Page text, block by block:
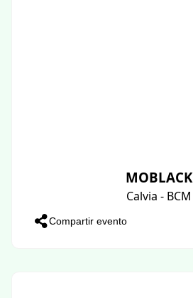
MOBLACK
Calvia - BCM
Compartir evento